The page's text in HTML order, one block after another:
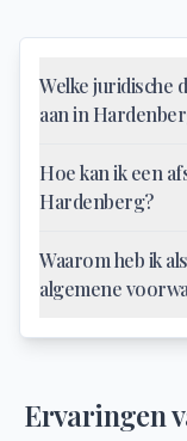
Welke juridische
aan in
Hoe kan ik een
Hardenberg?
Waarom heb ik
algemene
Ervaringen